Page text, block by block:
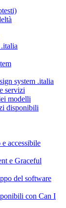
system .italia
servizi
modelli
disponibili
accessibile
e Graceful
del software
con Can I